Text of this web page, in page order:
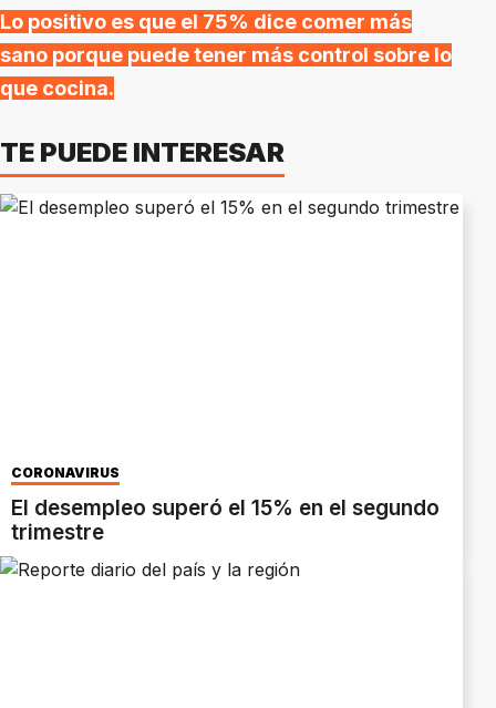
Lo positivo es que el 75% dice comer más
sano porque puede tener más control sobre lo
que cocina.
TE PUEDE INTERESAR
CORONAVIRUS
El desempleo superó el 15% en el segundo
trimestre